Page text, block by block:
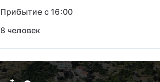
Прибытие с 16:00
8 человек